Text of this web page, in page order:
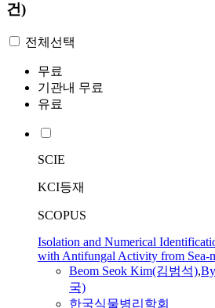
건)
전체선택
무료
기관내 무료
유료
SCIE
KCI등재
SCOPUS
Isolation and Numerical
with Antifungal Activity from Sea-
Beom Seok Kim(김범석),
국)
한국식물병리학회